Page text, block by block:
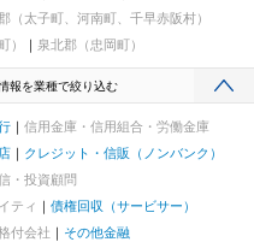
（太子町、河南町、千早赤阪村）
） 泉北郡（忠岡町）
報を業種で絞り込む
信用金庫・信用組合・労働金庫
クレジット・信販（ノンバンク）
・投資顧問
ティ
債権回収（サービサー）
付会社
その他金融